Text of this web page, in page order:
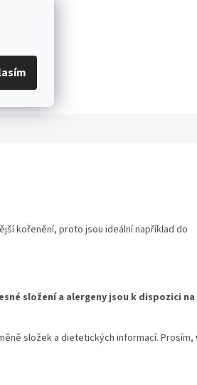
kořenění, proto jsou ideální například do
složení a alergeny jsou k dispozici
složek a dietetických informací. Prosím,